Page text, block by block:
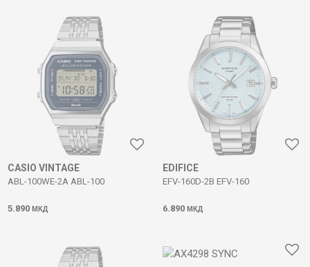
CASIO VINTAGE
ABL-100WE-2A ABL-100
5.890 МКД
EDIFICE
EFV-160D-2B EFV-160
6.890 МКД